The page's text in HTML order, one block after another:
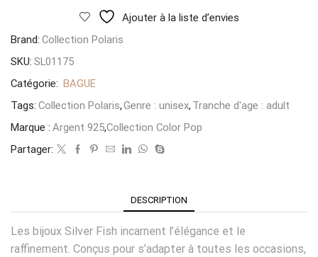
Ajouter à la liste d’envies
Brand: Collection Polaris
SKU: SL01175
Catégorie: BAGUE
Tags: Collection Polaris,Genre : unisex, Tranche d'age : adult
Marque : Argent 925,Collection Color Pop
Partager:
DESCRIPTION
Les bijoux Silver Fish incarnent l’élégance et le
raffinement. Conçus pour s’adapter à toutes les occasions,